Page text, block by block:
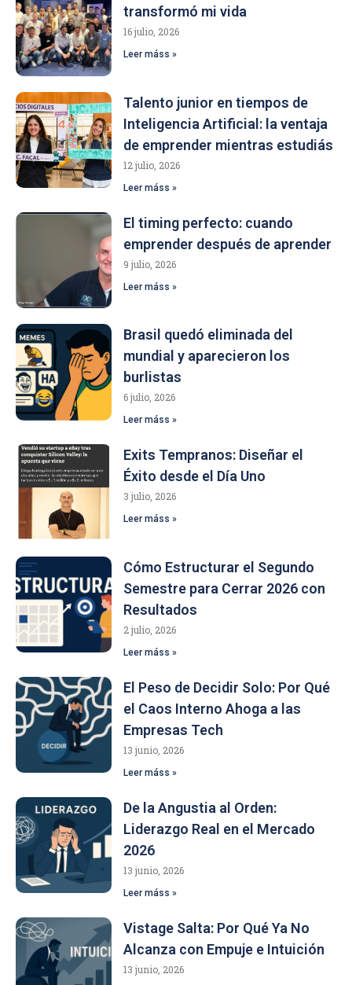
transformó mi vida
16 julio, 2026
Leer máss »
Talento junior en tiempos de
Inteligencia Artificial: la ventaja
de emprender mientras estudiás
12 julio, 2026
Leer máss »
El timing perfecto: cuando
emprender después de aprender
9 julio, 2026
Leer máss »
Brasil quedó eliminada del
mundial y aparecieron los
burlistas
6 julio, 2026
Leer máss »
Exits Tempranos: Diseñar el
Éxito desde el Día Uno
3 julio, 2026
Leer máss »
Cómo Estructurar el Segundo
Semestre para Cerrar 2026 con
Resultados
2 julio, 2026
Leer máss »
El Peso de Decidir Solo: Por Qué
el Caos Interno Ahoga a las
Empresas Tech
13 junio, 2026
Leer máss »
De la Angustia al Orden:
Liderazgo Real en el Mercado
2026
13 junio, 2026
Leer máss »
Vistage Salta: Por Qué Ya No
Alcanza con Empuje e Intuición
13 junio, 2026